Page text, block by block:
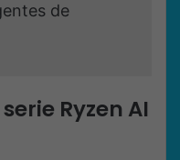
de
Ryzen AI